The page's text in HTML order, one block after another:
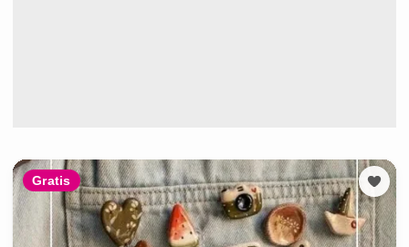
Gratis